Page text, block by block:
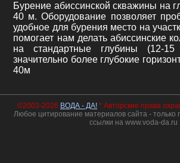
Бурение абиссинской скважины на
40 м. Оборудование позволяет
удобное для бурения место на
помогает нам делать абиссинские
на стандартные глубины
значительно более глубокие
40м
©2003-2026 ВОДА - ДА! * Авторские права
Любое цитирование материалов сайта - только
ссылки на www.voda-da.ru